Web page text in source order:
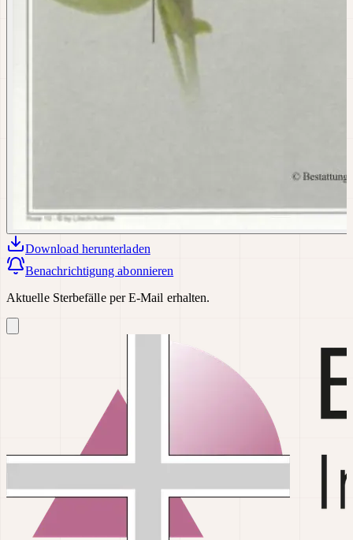
Download herunterladen
Benachrichtigung abonnieren
Aktuelle Sterbefälle per E-Mail erhalten.